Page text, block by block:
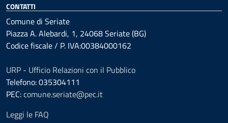
CONTATTI
Comune di Seriate
Piazza A. Alebardi, 1, 24068 Seriate (BG)
Codice fiscale / P. IVA:00384000162
URP - Ufficio Relazioni con il Pubblico
Telefono: 035304111
PEC:comune.seriate@pec.it
Leggi le FAQ